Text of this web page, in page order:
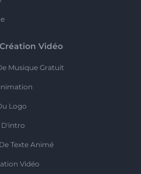
Vidéo
Musique Gratuit
Logo
Texte Animé
Vidéo